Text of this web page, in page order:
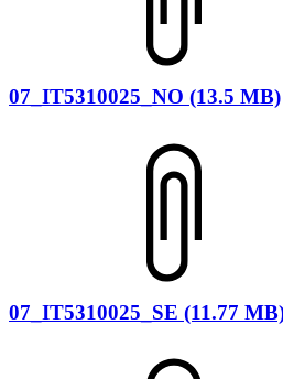
07_IT5310025_NO (13.5 MB)
07_IT5310025_SE (11.77